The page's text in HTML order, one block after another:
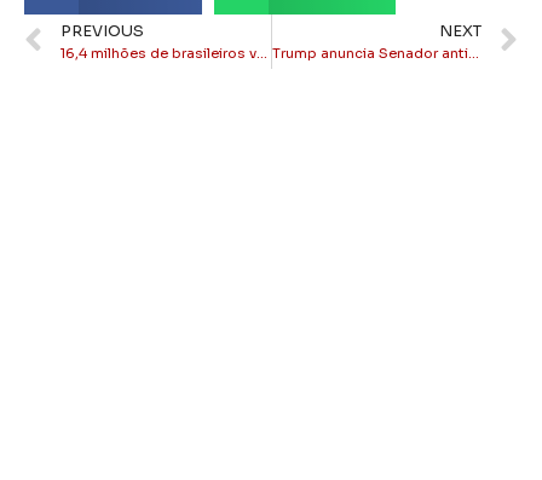
PREVIOUS
16,4 milhões de brasileiros vivem em favelas, aponta IBGE
NEXT
Trump anuncia Senador anti-Lula para novo Secretário de Estado